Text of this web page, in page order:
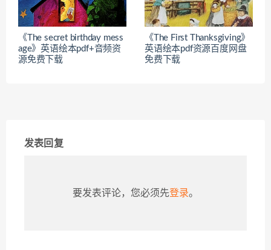
《The secret birthday mess
age》英语绘本pdf+音频资
源免费下载
《The First Thanksgiving》
英语绘本pdf资源百度网盘
免费下载
发表回复
要发表评论，您必须先登录。